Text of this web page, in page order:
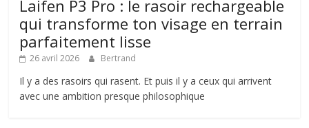
Laifen P3 Pro : le rasoir rechargeable
qui transforme ton visage en terrain
parfaitement lisse
26 avril 2026 Bertrand
Il y a des rasoirs qui rasent. Et puis il y a ceux qui arrivent
avec une ambition presque philosophique